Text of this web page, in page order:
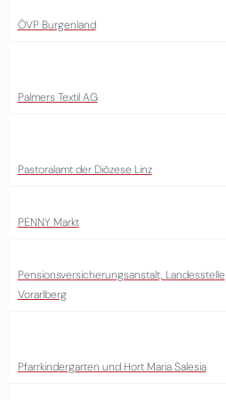
ÖVP Burgenland
Palmers Textil AG
Pastoralamt der Diözese Linz
PENNY Markt
Pensionsversicherungsanstalt, Landesstelle
Vorarlberg
Pfarrkindergarten und Hort Maria Salesia